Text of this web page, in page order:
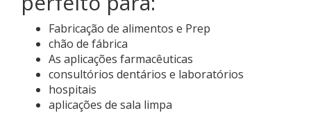
Fabricação de alimentos e Prep
chão de fábrica
As aplicações farmacêuticas
consultórios dentários e laboratórios
hospitais
aplicações de sala limpa